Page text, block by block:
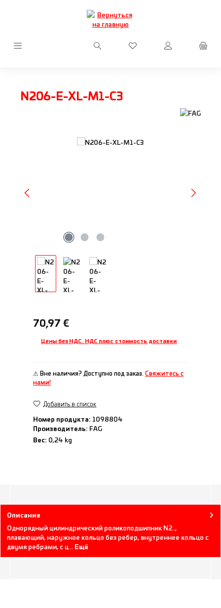
Перейти к основному содержанию
У вас есть товары из
N206-E-XL-M1-C3
Пропустить галерею изображений
Обычная цена:
70,97 €
Цены без НДС. НДС плюс стоимость доставки
⚠ Вне наличия? Доступно под заказ. Свяжитесь с
нами!
Добавить в список
Номер продукта: 1098804
Производитель: FAG
Вес: 0,24 kg
Описание
Однорядный цилиндрический роликоподшипник N2..,
плавающий, наружное кольцо без ребер, внутреннее кольцо с
двумя ребрами, с ц… Ещё